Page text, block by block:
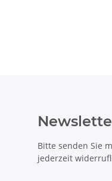
Bitte senden Sie
jederzeit